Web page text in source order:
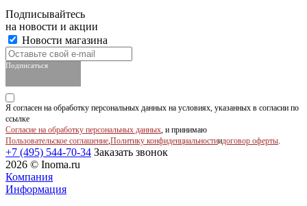
Подписывайтесь
на новости и акции
Новости магазина
Подписаться
Я согласен на обработку персональных данных на условиях, указанных в согласии по
ссылке
Согласие на обработку персональных данных, и принимаю
Пользовательское соглашение,Политику конфиденциальностиидоговор оферты.
+7 (495) 544-70-34 Заказать звонок
2026 © Inoma.ru
Компания
Информация